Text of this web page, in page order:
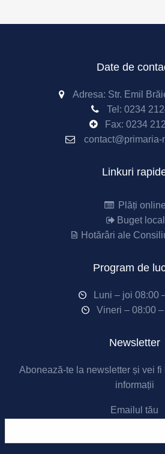
Date de
Adresa: Str. Emil
Tel: 0234
Fax: 0234
contact@primaria-
Linkuri
Plăți online
Buget local
Hotărâri ale
Program de
Luni – joi 08:00
Vineri – 08:00
Newsletter
Abonează-te la newsletter și vei
informații
Emailul tău